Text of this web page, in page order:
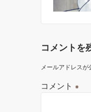
コメントを
メールアドレスが
コメント ※